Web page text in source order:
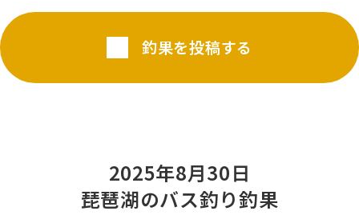
釣果を投稿する
2025年8月30日
琵琶湖のバス釣り釣果